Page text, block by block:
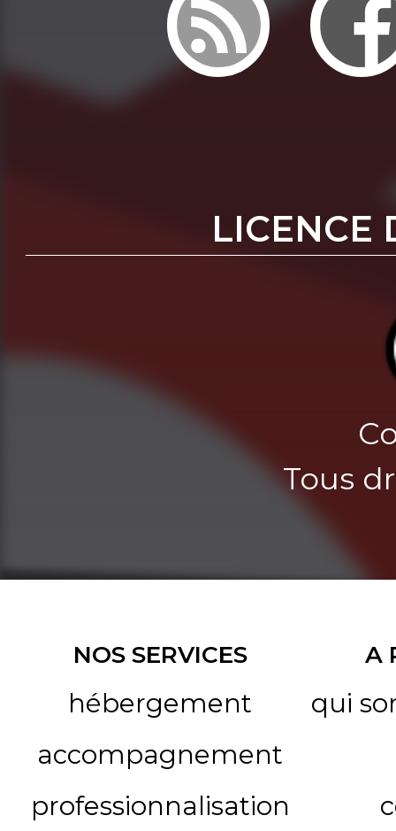
LICENCE
Tous
NOS SERVICES
hébergement
accompagnement
professionnalisation
A
qui